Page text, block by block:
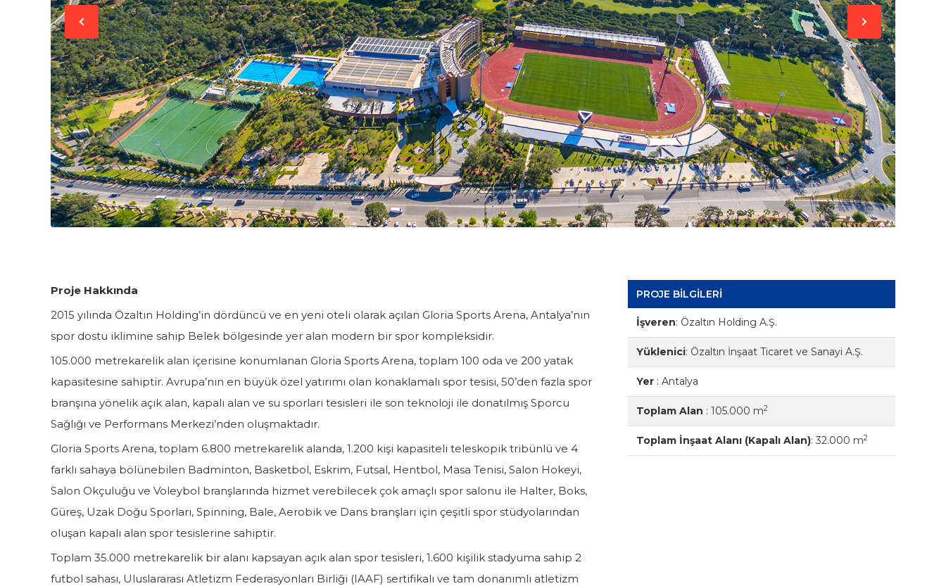
PROJE BİLGİLERİ
İşveren: Özaltın Holding A.Ş.
Yüklenici: Özaltın İnşaat Ticaret ve Sanayi A.Ş.
Yer : Antalya
Toplam Alan : 105.000 m2
Toplam İnşaat Alanı (Kapalı Alan): 32.000 m2
Proje Hakkında
2015 yılında Özaltın Holding’in dördüncü ve en yeni oteli olarak açılan Gloria Sports Arena, Antalya’nın
spor dostu iklimine sahip Belek bölgesinde yer alan modern bir spor kompleksidir.
105.000 metrekarelik alan içerisine konumlanan Gloria Sports Arena, toplam 100 oda ve 200 yatak
kapasitesine sahiptir. Avrupa’nın en büyük özel yatırımı olan konaklamalı spor tesisi, 50’den fazla spor
branşına yönelik açık alan, kapalı alan ve su sporları tesisleri ile son teknoloji ile donatılmış Sporcu
Sağlığı ve Performans Merkezi’nden oluşmaktadır.
Gloria Sports Arena, toplam 6.800 metrekarelik alanda, 1.200 kişi kapasiteli teleskopik tribünlü ve 4
farklı sahaya bölünebilen Badminton, Basketbol, Eskrim, Futsal, Hentbol, Masa Tenisi, Salon Hokeyi,
Salon Okçuluğu ve Voleybol branşlarında hizmet verebilecek çok amaçlı spor salonu ile Halter, Boks,
Güreş, Uzak Doğu Sporları, Spinning, Bale, Aerobik ve Dans branşları için çeşitli spor stüdyolarından
oluşan kapalı alan spor tesislerine sahiptir.
Toplam 35.000 metrekarelik bir alanı kapsayan açık alan spor tesisleri, 1.600 kişilik stadyuma sahip 2
futbol sahası, Uluslararası Atletizm Federasyonları Birliği (IAAF) sertifikalı ve tam donanımlı atletizm